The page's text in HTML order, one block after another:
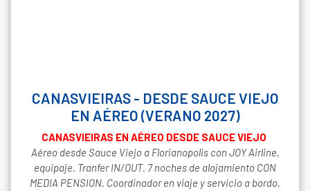
CANASVIEIRAS - DESDE SAUCE VIEJO
EN AÉREO (VERANO 2027)
CANASVIEIRAS EN AÉREO DESDE SAUCE VIEJO
Aéreo desde Sauce Viejo a Florianopolis con JOY Airline,
equipaje. Tranfer IN/OUT. 7 noches de alojamiento CON
MEDIA PENSION. Coordinador en viaje y servicio a bordo.